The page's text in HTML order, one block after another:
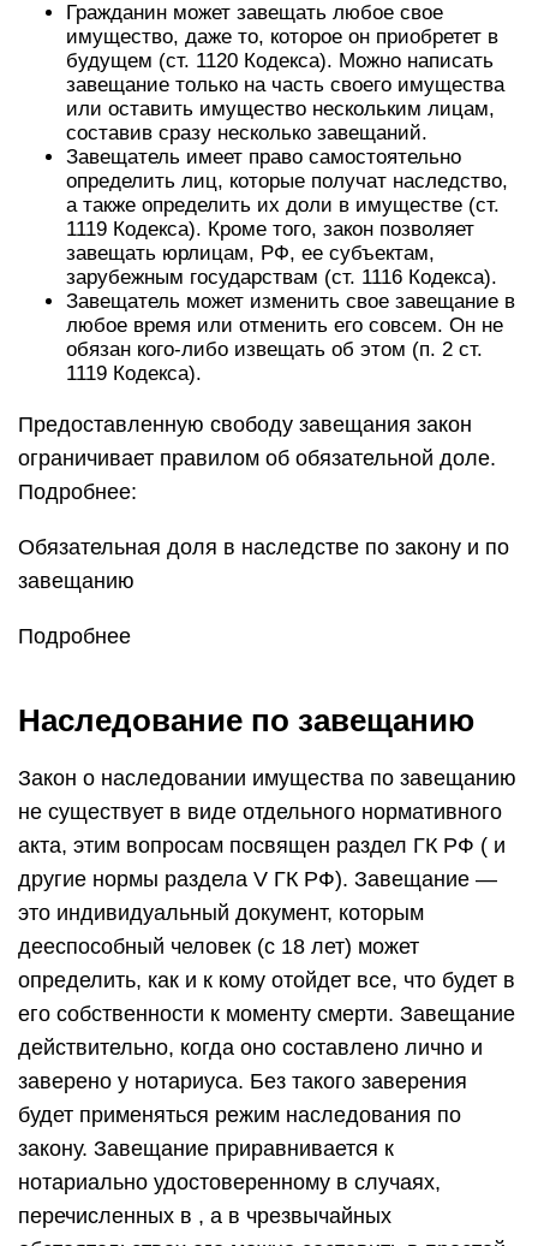
Гражданин может завещать любое свое
имущество, даже то, которое он приобретет в
будущем (ст. 1120 Кодекса). Можно написать
завещание только на часть своего имущества
или оставить имущество нескольким лицам,
составив сразу несколько завещаний.
Завещатель имеет право самостоятельно
определить лиц, которые получат наследство,
а также определить их доли в имуществе (ст.
1119 Кодекса). Кроме того, закон позволяет
завещать юрлицам, РФ, ее субъектам,
зарубежным государствам (ст. 1116 Кодекса).
Завещатель может изменить свое завещание в
любое время или отменить его совсем. Он не
обязан кого-либо извещать об этом (п. 2 ст.
1119 Кодекса).
Предоставленную свободу завещания закон
ограничивает правилом об обязательной доле.
Подробнее:
Обязательная доля в наследстве по закону и по
завещанию
Подробнее
Наследование по завещанию
Закон о наследовании имущества по завещанию
не существует в виде отдельного нормативного
акта, этим вопросам посвящен раздел ГК РФ ( и
другие нормы раздела V ГК РФ). Завещание —
это индивидуальный документ, которым
дееспособный человек (с 18 лет) может
определить, как и к кому отойдет все, что будет в
его собственности к моменту смерти. Завещание
действительно, когда оно составлено лично и
заверено у нотариуса. Без такого заверения
будет применяться режим наследования по
закону. Завещание приравнивается к
нотариально удостоверенному в случаях,
перечисленных в , а в чрезвычайных